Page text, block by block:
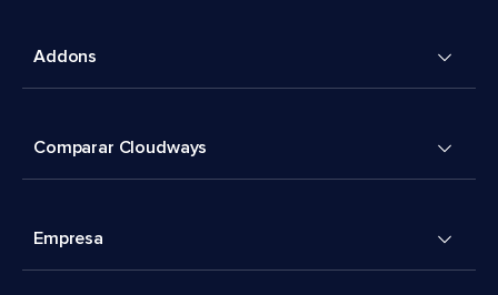
Addons
Comparar Cloudways
Empresa